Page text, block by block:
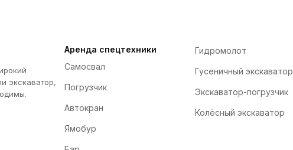
экскаватор,
Аренда спецтехники
Самосвал
Погрузчик
Автокран
Ямобур
Гидромолот
Гусеничный экскаватор
Экскаватор-погрузчик
Колёсный экскаватор